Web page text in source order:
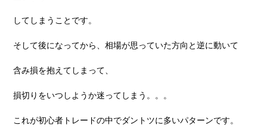
してしまうことです。
そして後になってから、相場が思っていた⽅向と逆に動いて
含み損を抱えてしまって、
損切りをいつしようか迷ってしまう。。。
これが初⼼者トレードの中でダントツに多いパターンです。